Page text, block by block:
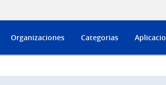
Organizaciones Categorias